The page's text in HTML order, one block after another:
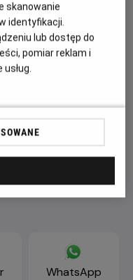
WhatsApp
skanowanie
identyfikacji.
lub dostęp do
pomiar reklam i